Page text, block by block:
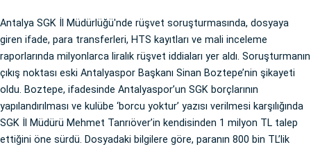
Antalya SGK İl Müdürlüğü'nde rüşvet soruşturmasında, dosyaya
giren ifade, para transferleri, HTS kayıtları ve mali inceleme
raporlarında milyonlarca liralık rüşvet iddiaları yer aldı. Soruşturmanın
çıkış noktası eski Antalyaspor Başkanı Sinan Boztepe’nin şikayeti
oldu. Boztepe, ifadesinde Antalyaspor’un SGK borçlarının
yapılandırılması ve kulübe ‘borcu yoktur’ yazısı verilmesi karşılığında
SGK İl Müdürü Mehmet Tanrıöver’in kendisinden 1 milyon TL talep
ettiğini öne sürdü. Dosyadaki bilgilere göre, paranın 800 bin TL’lik